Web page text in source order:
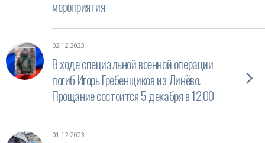
мероприятия
02.12.2023
В ходе специальной военной операции
погиб Игорь Гребенщиков из Линёво.
Прощание состоится 5 декабря в 12.00
01.12.2023